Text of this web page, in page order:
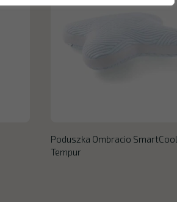
Poduszka Ombracio SmartCool
Tempur